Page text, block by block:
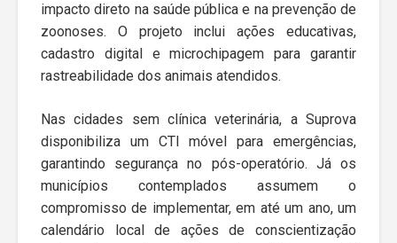
impacto direto na saúde pública e na prevenção de
zoonoses. O projeto inclui ações educativas,
cadastro digital e microchipagem para garantir
rastreabilidade dos animais atendidos.
Nas cidades sem clínica veterinária, a Suprova
disponibiliza um CTI móvel para emergências,
garantindo segurança no pós-operatório. Já os
municípios contemplados assumem o
compromisso de implementar, em até um ano, um
calendário local de ações de conscientização